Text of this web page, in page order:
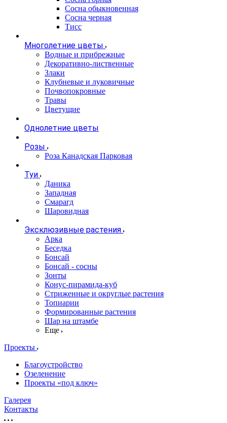
Сосна обыкновенная
Сосна черная
Тисс
Многолетние цветы
Водные и прибрежные
Декоративно-лиственные
Злаки
Клубневые и луковичные
Почвопокровные
Травы
Цветущие
Однолетние цветы
Розы
Роза Канадская Парковая
Туи
Даника
Западная
Смарагд
Шаровидная
Эксклюзивные растения
Арка
Беседка
Бонсай
Бонсай - сосны
Зонты
Конус-пирамида-куб
Стриженные и округлые растения
Топиарии
Формированные растения
Шар на штамбе
Еще
Проекты
Благоустройство
Озеленение
Проекты «под ключ»
Галерея
Контакты